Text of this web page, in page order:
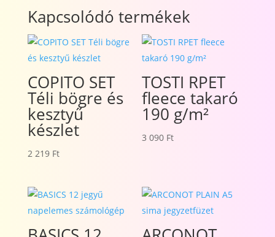
Kapcsolódó termékek
COPITO SET
Téli bögre és
kesztyű
készlet
2 219 Ft
TOSTI RPET
fleece takaró
190 g/m²
3 090 Ft